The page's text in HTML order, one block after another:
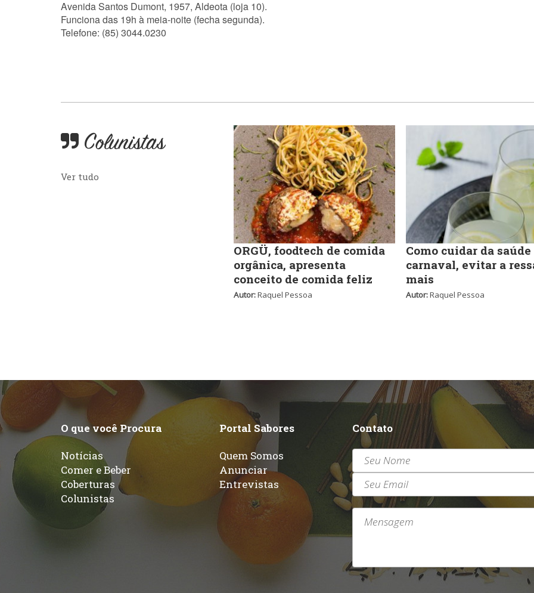
Avenida Santos Dumont, 1957, Aldeota (loja 10).
Funciona das 19h à meia-noite (fecha segunda).
Telefone: (85) 3044.0230
Colunistas
Ver tudo
ORGÜ, foodtech de comida
orgânica, apresenta
conceito de comida feliz
Autor:Raquel Pessoa
Como cuidar da saúde
carnaval, evitar a
mais
Autor:Raquel Pessoa
O que você Procura
Notícias
Comer e Beber
Coberturas
Colunistas
Portal Sabores
Quem Somos
Anunciar
Entrevistas
Contato